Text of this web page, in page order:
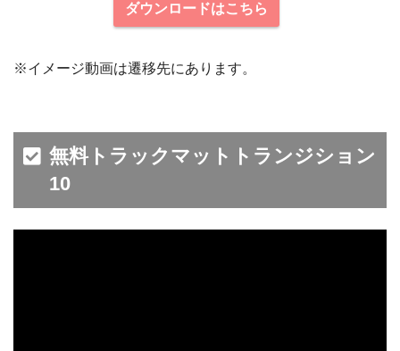
ダウンロードはこちら
※イメージ動画は遷移先にあります。
無料トラックマットトランジション
10